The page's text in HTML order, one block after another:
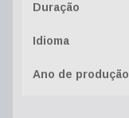
Duração
Idioma
Ano de produção